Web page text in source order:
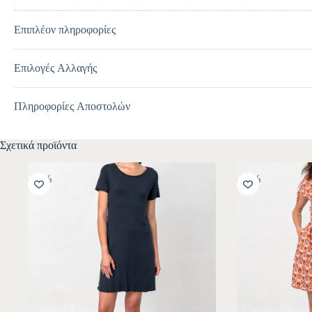
Επιπλέον πληροφορίες
Επιλογές Αλλαγής
Πληροφορίες Αποστολών
Σχετικά προϊόντα
-30% -30%